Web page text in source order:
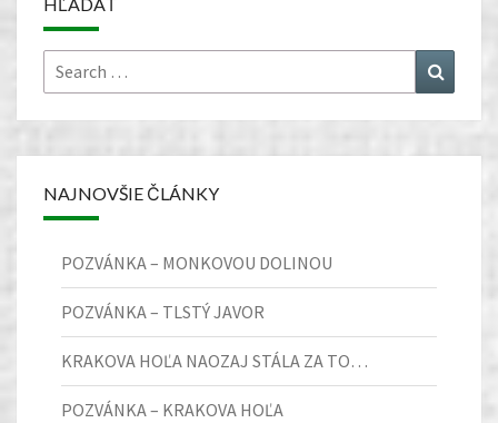
HĽADAŤ
Search
for:
NAJNOVŠIE ČLÁNKY
POZVÁNKA – MONKOVOU DOLINOU
POZVÁNKA – TLSTÝ JAVOR
KRAKOVA HOĽA NAOZAJ STÁLA ZA TO…
POZVÁNKA – KRAKOVA HOĽA